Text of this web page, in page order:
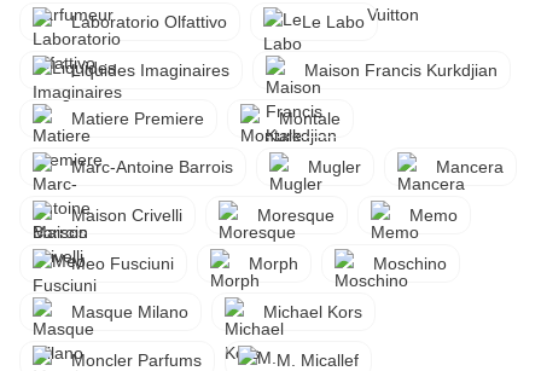
Laboratorio Olfattivo Le Labo
Liquides Imaginaires Maison Francis Kurkdjian
Matiere Premiere Montale
Marc-Antoine Barrois Mugler Mancera
Maison Crivelli Moresque Memo
Meo Fusciuni Morph Moschino
Masque Milano Michael Kors
Moncler Parfums M. Micallef